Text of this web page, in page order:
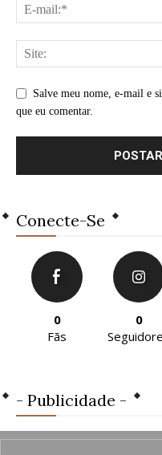
Salve meu nome, e-mail e
que eu comentar.
Conecte-Se
0
Fãs
0
- Publicidade -